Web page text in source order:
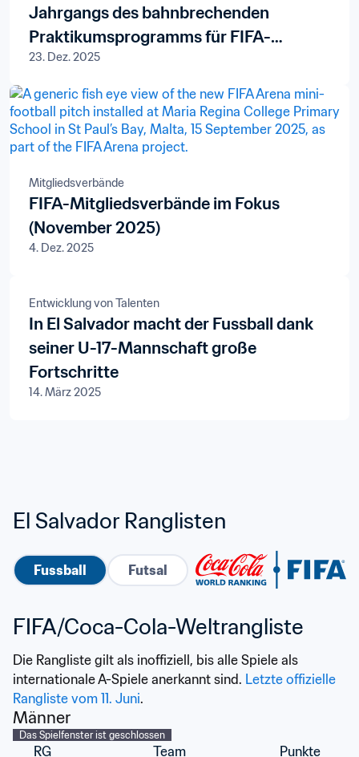
Jahrgangs des bahnbrechenden
Praktikumsprogramms für FIFA-
Mitgliedsverbände
23. Dez. 2025
Mitgliedsverbände
FIFA-Mitgliedsverbände im Fokus
(November 2025)
4. Dez. 2025
Entwicklung von Talenten
In El Salvador macht der Fussball dank
seiner U-17-Mannschaft große
Fortschritte
14. März 2025
El Salvador Ranglisten
Fussball Futsal
FIFA/Coca-Cola-Weltrangliste
Die Rangliste gilt als inoffiziell, bis alle Spiele als
internationale A-Spiele anerkannt sind. Letzte offizielle
Rangliste vom 11. Juni.
Männer
Das Spielfenster ist geschlossen
RG Team Punkte